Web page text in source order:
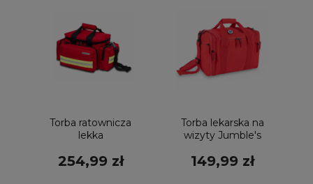
Torba ratownicza
lekka
czerwona
254,99 zł
Torba lekarska na
wizyty Jumble's
Wodoodporna
149,99 zł